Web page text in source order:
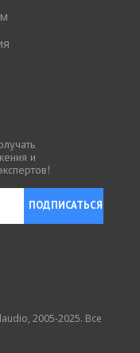
и
ПОДПИСАТЬСЯ
2005-2025. Все